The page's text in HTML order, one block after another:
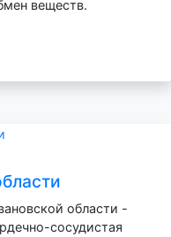
веществ.
области -
сосудистая